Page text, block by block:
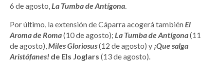
6 de agosto, La Tumba de Antígona
Por último, la extensión de Cáparra acogerá también El
Aroma de Roma(10 de agosto); La Tumba de Antígona(11
de agosto), Miles Gloriosus(12 de agosto) y ¡Que salga
Aristófanes! de Els Joglars (13 de agosto).